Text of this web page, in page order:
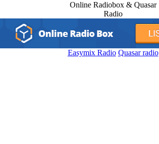
Online Radiobox & Quasar
Radio
Easymix Radio Quasar radio